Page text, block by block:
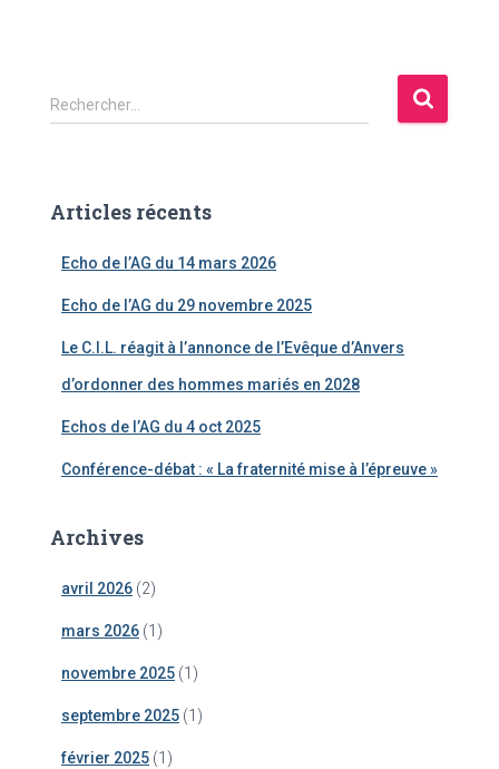
R
e
r
Rechercher…
Articles récents
Echo de l’AG du 14 mars 2026
Echo de l’AG du 29 novembre 2025
Le C.I.L. réagit à l’annonce de l’Evêque d’Anvers
d’ordonner des hommes mariés en 2028
Echos de l’AG du 4 oct 2025
Conférence-débat : « La fraternité mise à l’épreuve »
Archives
avril 2026 (2)
mars 2026 (1)
novembre 2025 (1)
septembre 2025 (1)
février 2025 (1)